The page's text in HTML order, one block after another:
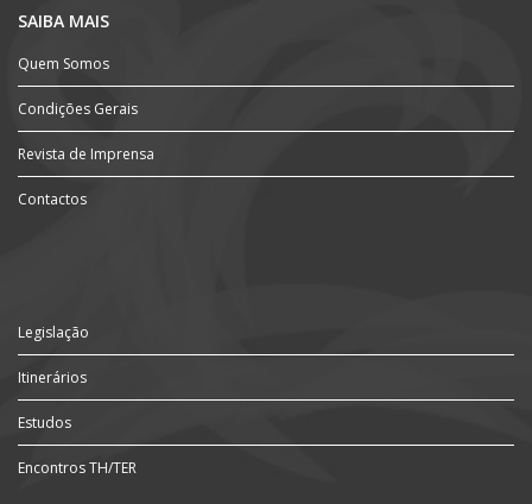
SAIBA MAIS
Quem Somos
Condições Gerais
Revista de Imprensa
Contactos
Legislação
Itinerários
Estudos
Encontros TH/TER